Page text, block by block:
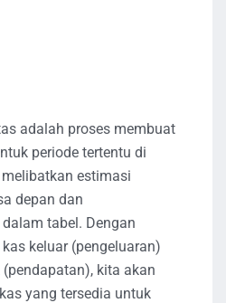
adalah proses membuat
periode tertentu di
estimasi
depan dan
tabel. Dengan
keluar (pengeluaran)
kita akan
yang tersedia untuk